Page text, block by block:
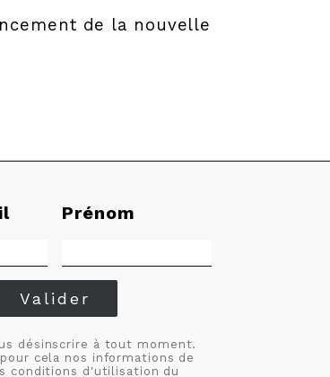
de la nouvelle
Prénom
Valider
désinscrire à tout moment.
cela nos informations de
conditions d'utilisation du